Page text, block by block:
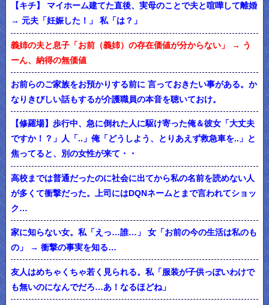
【キチ】 マイホーム建てた直後、実母のことで夫と喧嘩して離婚
→ 元夫「妊娠した！」 私「は？」
義姉の夫と息子「お前（義姉）の存在価値が分からない」 → う
ーん、納得の無価値
お前らのご家族をお預かりする前に 言っておきたい事がある。か
なりきびしい話もするが介護職員の本音を聴いておけ。
【修羅場】歩行中、急に倒れた人に駆け寄った俺＆彼女「大丈夫
ですか！？」人「..」俺「どうしよう、とりあえず救急車を..」と
焦ってると、別の女性が来て・・
高校までは普通だったのに社会に出てから私の名前を読めない人
が多くて衝撃だった。上司にはDQNネームとまで言われてショッ
ク…
家に知らない女。私「えっ…誰…」 女「お前の今の生活は私のも
の」 → 衝撃の事実を知る…
友人はめちゃくちゃ若く見られる。私「服装が子供っぽいわけで
も無いのになんでだろ…あ！なるほどね」